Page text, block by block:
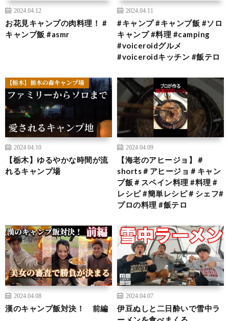
2024.04.12
お花見キャンプの肉料理！ #
キャンプ飯 #asmr
2024.04.11
#キャンプ #キャンプ飯 #ソロ
キャンプ #料理 #camping
#voiceroidグルメ
#voiceroidキッチン #飯テロ
2024.04.10
【栃木】ゆるやかな時間が流
れるキャンプ場
2024.04.09
【海老のアヒージョ】＃
shorts＃アヒージョ＃キャン
プ飯＃スペイン料理 #料理 #
レシピ #簡単レシピ＃シェフ#
プロの料理 #飯テロ
2024.04.08
漢のキャンプ飯対決！ 前編
2024.04.07
伊豆ぬしと二日酔いで雪中ラ